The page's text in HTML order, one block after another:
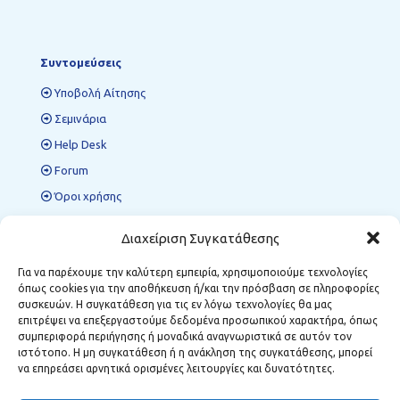
Διαχείριση Συγκατάθεσης
Για να παρέχουμε την καλύτερη εμπειρία, χρησιμοποιούμε τεχνολογίες
όπως cookies για την αποθήκευση ή/και την πρόσβαση σε πληροφορίες
συσκευών. Η συγκατάθεση για τις εν λόγω τεχνολογίες θα μας
επιτρέψει να επεξεργαστούμε δεδομένα προσωπικού χαρακτήρα, όπως
συμπεριφορά περιήγησης ή μοναδικά αναγνωριστικά σε αυτόν τον
ιστότοπο. Η μη συγκατάθεση ή η ανάκληση της συγκατάθεσης, μπορεί
να επηρεάσει αρνητικά ορισμένες λειτουργίες και δυνατότητες.
Συντομεύσεις
Υποβολή Αίτησης
Σεμινάρια
Help Desk
Forum
Όροι χρήσης
Περιφερειακές Δομές ΜΣΕ
Κοζάνη:Κωστή Παλαμά 12, Τ.Κ. 501 00
Φλώρινα:Δημάρχου Αναστασίου Σούλα 1, Τ.Κ. 531 00
Μεγαλόπολη:Σταθοπούλου 6, Τ.Κ. 222 00